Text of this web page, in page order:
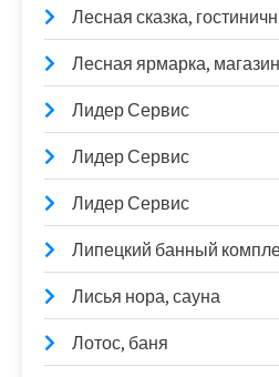
Лесная сказка,
Лесная ярмарка, магазин
Лидер Сервис
Лидер Сервис
Лидер Сервис
Липецкий банный
Лисья нора, сауна
Лотос, баня